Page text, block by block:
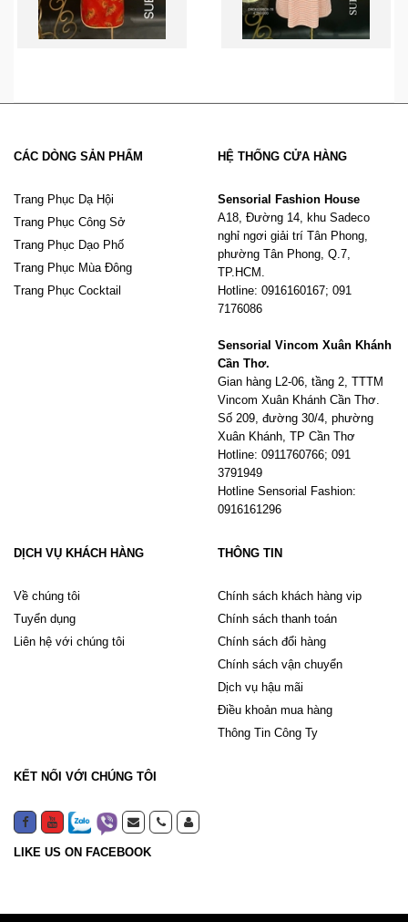
CÁC DÒNG SẢN PHẨM
Trang Phục Dạ Hội
Trang Phục Công Sở
Trang Phục Dạo Phố
Trang Phục Mùa Đông
Trang Phục Cocktail
HỆ THỐNG CỬA HÀNG
Sensorial Fashion House
A18, Đường 14, khu Sadeco
nghỉ ngơi giải trí Tân Phong,
phường Tân Phong, Q.7,
TP.HCM.
Hotline: 0916160167; 091
7176086
Sensorial Vincom Xuân Khánh
Cần Thơ.
Gian hàng L2-06, tầng 2, TTTM
Vincom Xuân Khánh Cần Thơ.
Số 209, đường 30/4, phường
Xuân Khánh, TP Cần Thơ
Hotline: 0911760766; 091
3791949
Hotline Sensorial Fashion:
0916161296
DỊCH VỤ KHÁCH HÀNG
Về chúng tôi
Tuyển dụng
Liên hệ với chúng tôi
THÔNG TIN
Chính sách khách hàng vip
Chính sách thanh toán
Chính sách đổi hàng
Chính sách vận chuyển
Dịch vụ hậu mãi
Điều khoản mua hàng
Thông Tin Công Ty
KẾT NỐI VỚI CHÚNG TÔI
LIKE US ON FACEBOOK